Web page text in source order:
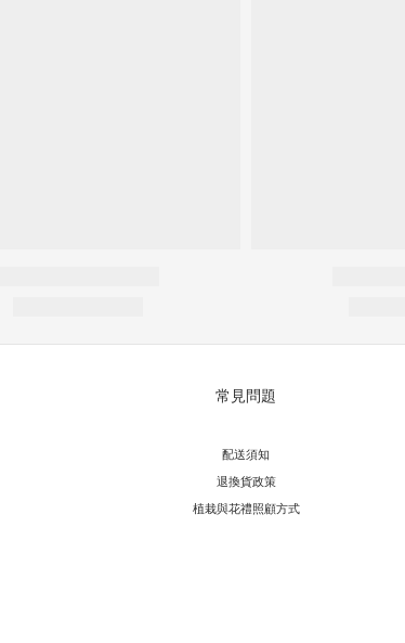
常見問題
配送須知
退換貨政策
植栽與花禮照顧方式